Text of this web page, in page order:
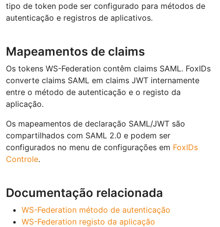
tipo de token pode ser configurado para métodos de
autenticação e registros de aplicativos.
Mapeamentos de claims
Os tokens WS-Federation contêm claims SAML. FoxIDs
converte claims SAML em claims JWT internamente
entre o método de autenticação e o registo da
aplicação.
Os mapeamentos de declaração SAML/JWT são
compartilhados com SAML 2.0 e podem ser
configurados no menu de configurações em FoxIDs
Controle.
Documentação relacionada
WS-Federation método de autenticação
WS-Federation registo da aplicação